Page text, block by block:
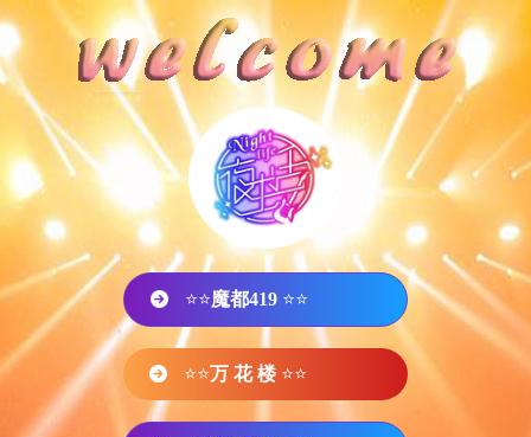
⭐⭐魔都419 ⭐⭐
⭐⭐万 花 楼 ⭐⭐